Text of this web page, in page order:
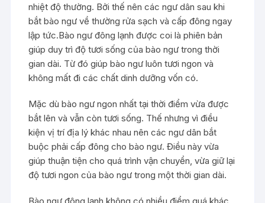
nhiệt độ thường. Bởi thế nên các ngư dân sau khi
bắt bào ngư về thường rửa sạch và cấp đông ngay
lập tức.Bào ngư đông lạnh được coi là phiên bản
giúp duy trì độ tươi sống của bào ngư trong thời
gian dài. Từ đó giúp bào ngư luôn tươi ngon và
không mất đi các chất dinh dưỡng vốn có.
Mặc dù bào ngư ngon nhất tại thời điểm vừa được
bắt lên và vẫn còn tươi sống. Thế nhưng vì điều
kiện vị trí địa lý khác nhau nên các ngư dân bắt
buộc phải cấp đông cho bào ngư. Điều này vừa
giúp thuận tiện cho quá trình vận chuyển, vừa giữ lại
độ tươi ngon của bào ngư trong một thời gian dài.